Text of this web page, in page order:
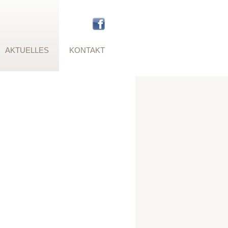
AKTUELLES KONTAKT